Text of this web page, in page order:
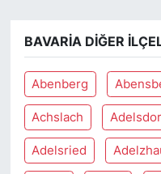
BAVARIA DIĞER
Abenberg
Achslach
Adelsried